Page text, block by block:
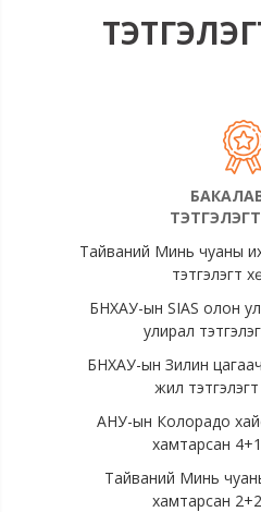
ТЭТГЭЛЭГТ
ТЭТГЭЛЭГТ
Тайваний Минь чуаны
тэтгэлэгт
БНХАУ-ын SIAS олон
улирал
БНХАУ-ын Зилин
жил
АНУ-ын Колорадо
хамтарсан
Тайваний Минь
хамтарсан